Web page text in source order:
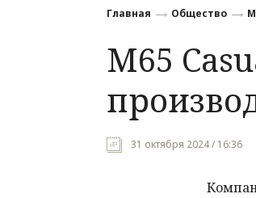
Главная Общество
М65
31 октября 2024 / 16:36